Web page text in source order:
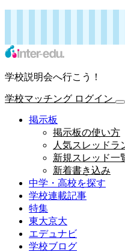
学校説明会へ行こう！
学校マッチング ログイン
掲示板
掲示板の使い方
人気スレッドラ
新規スレッド一
新着書き込み
中学・高校を探す
学校連載記事
特集
東大京大
エデュナビ
学校ブログ